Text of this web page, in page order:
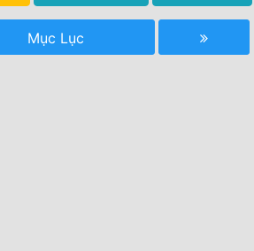
Mục Lục